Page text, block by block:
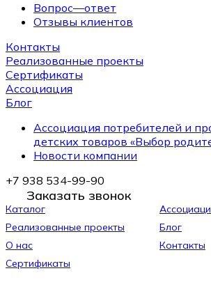
Вопрос—ответ
Отзывы клиентов
Контакты
Реализованные проекты
Сертификаты
Ассоциация
Блог
Ассоциация потребителей и
детских товаров «Выбор
Новости компании
+7 938 534-99-90
Заказать звонок
Каталог
Реализованные проекты
Блог
О нас
Контакты
Сертификаты